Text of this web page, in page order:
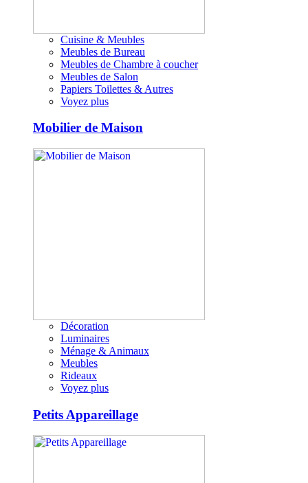
Cuisine & Meubles
Meubles de Bureau
Meubles de Chambre à coucher
Meubles de Salon
Papiers Toilettes & Autres
Voyez plus
Mobilier de Maison
Décoration
Luminaires
Ménage & Animaux
Meubles
Rideaux
Voyez plus
Petits Appareillage